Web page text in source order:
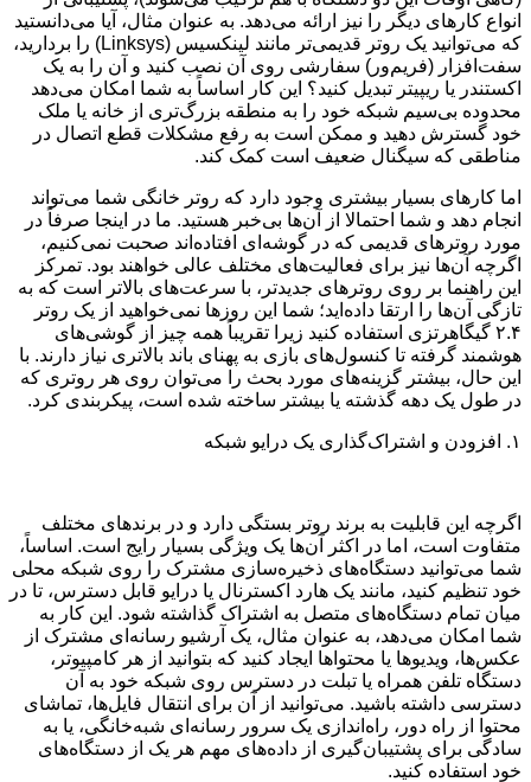
انواع کارهای دیگر را نیز ارائه می‌دهد. به عنوان مثال، آیا می‌دانستید
که می‌توانید یک روتر قدیمی‌تر مانند لینکسیس (Linksys) را بردارید،
سفت‌افزار (فریم‌ور) سفارشی روی آن نصب کنید و آن را به یک
اکستندر یا ریپیتر تبدیل کنید؟ این کار اساساً به شما امکان می‌دهد
محدوده بی‌سیم شبکه خود را به منطقه بزرگ‌تری از خانه یا ملک
خود گسترش دهید و ممکن است به رفع مشکلات قطع اتصال در
مناطقی که سیگنال ضعیف است کمک کند.
اما کارهای بسیار بیشتری وجود دارد که روتر خانگی شما می‌تواند
انجام دهد و شما احتمالا از آن‌ها بی‌خبر هستید. ما در اینجا صرفاً در
مورد روترهای قدیمی که در گوشه‌ای افتاده‌اند صحبت نمی‌کنیم،
اگرچه آن‌ها نیز برای فعالیت‌های مختلف عالی خواهند بود. تمرکز
این راهنما بر روی روترهای جدیدتر، با سرعت‌های بالاتر است که به
تازگی آن‌ها را ارتقا داده‌اید؛ شما این روزها نمی‌خواهید از یک روتر
۲.۴ گیگاهرتزی استفاده کنید زیرا تقریباً همه چیز از گوشی‌های
هوشمند گرفته تا کنسول‌های بازی به پهنای باند بالاتری نیاز دارند. با
این حال، بیشتر گزینه‌های مورد بحث را می‌توان روی هر روتری که
در طول یک دهه گذشته یا بیشتر ساخته شده است، پیکربندی کرد.
۱. افزودن و اشتراک‌گذاری یک درایو شبکه
اگرچه این قابلیت به برند روتر بستگی دارد و در برندهای مختلف
متفاوت است، اما در اکثر آن‌ها یک ویژگی بسیار رایج است. اساساً،
شما می‌توانید دستگاه‌های ذخیره‌سازی مشترک را روی شبکه محلی
خود تنظیم کنید، مانند یک هارد اکسترنال یا درایو قابل دسترس، تا در
میان تمام دستگاه‌های متصل به اشتراک گذاشته شود. این کار به
شما امکان می‌دهد، به عنوان مثال، یک آرشیو رسانه‌ای مشترک از
عکس‌ها، ویدیوها یا محتواها ایجاد کنید که بتوانید از هر کامپیوتر،
دستگاه تلفن همراه یا تبلت در دسترس روی شبکه خود به آن
دسترسی داشته باشید. می‌توانید از آن برای انتقال فایل‌ها، تماشای
محتوا از راه دور، راه‌اندازی یک سرور رسانه‌ای شبه‌خانگی، یا به
سادگی برای پشتیبان‌گیری از داده‌های مهم هر یک از دستگاه‌های
خود استفاده کنید.